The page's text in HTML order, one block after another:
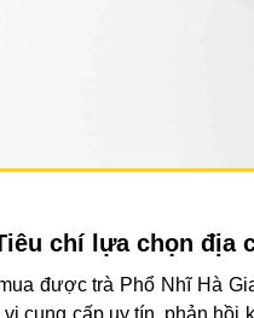
chí lựa chọn địa
được trà Phổ Nhĩ Hà
cung cấp uy tín, phản hồi